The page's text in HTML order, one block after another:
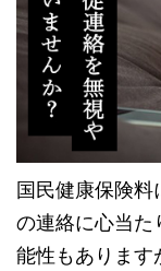
国民健康保険
の連絡に心当た
能性もあります